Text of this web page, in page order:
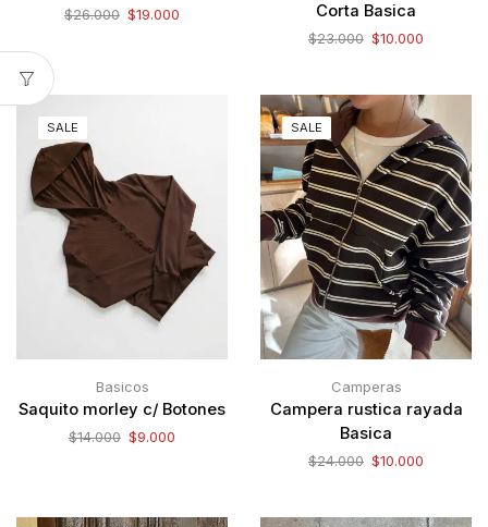
$26.000 $19.000
Corta Basica
$23.000 $10.000
SALE
Basicos
Saquito morley c/ Botones
$14.000 $9.000
SALE
Camperas
Campera rustica rayada
Basica
$24.000 $10.000